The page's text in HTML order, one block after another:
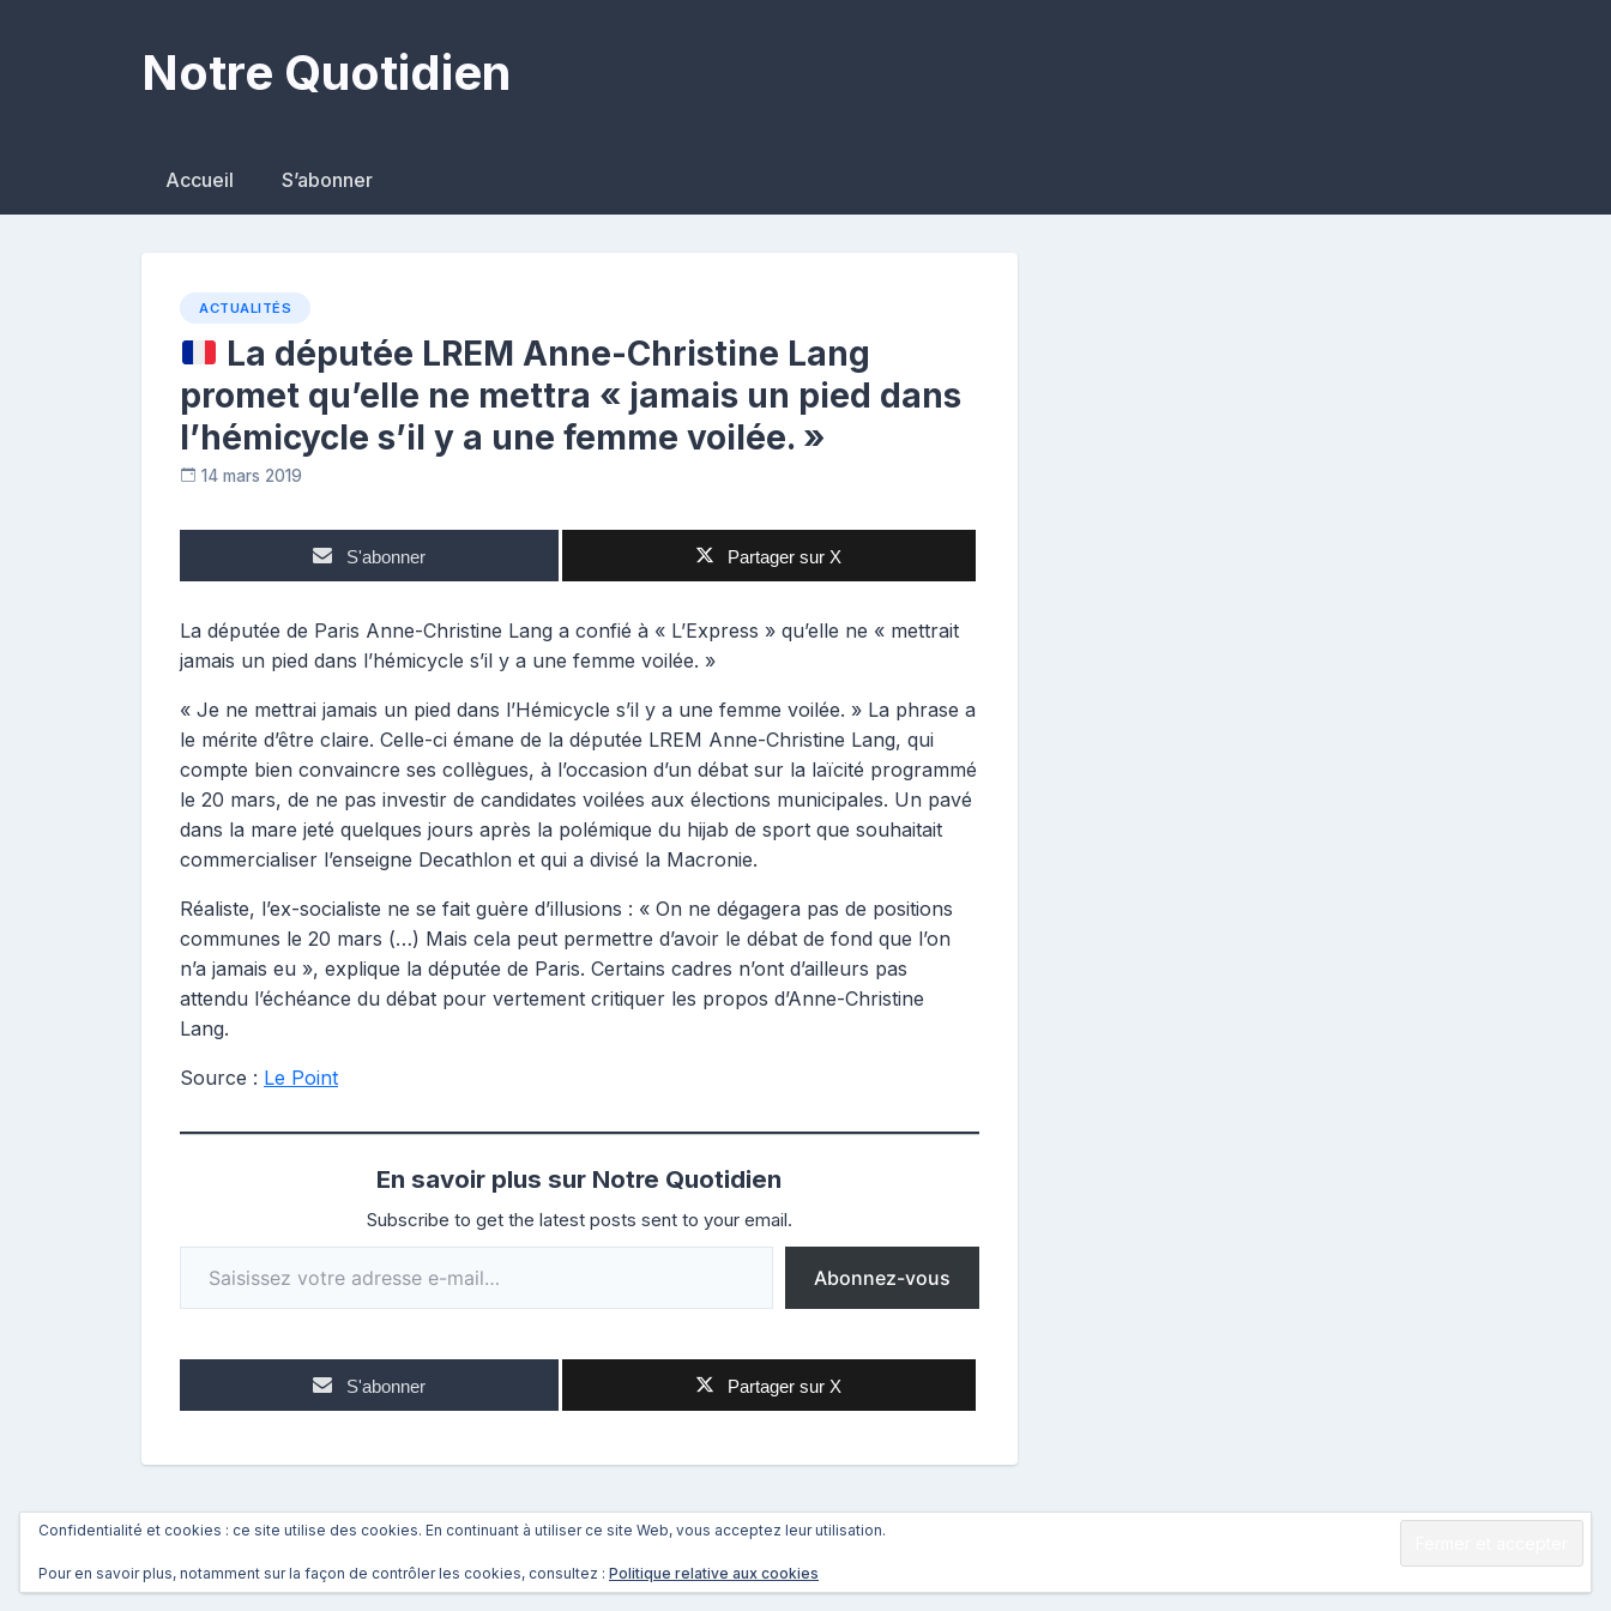
Notre Quotidien
Accueil S’abonner
ACTUALITÉS
La députée LREM Anne-Christine Lang
promet qu’elle ne mettra « jamais un pied dans
l’hémicycle s’il y a une femme voilée. »
14 mars 2019
o
n
i
b
t
i
c
e
S'abonner Partager sur X
La députée de Paris Anne-Christine Lang a confié à « L’Express » qu’elle ne « mettrait
jamais un pied dans l’hémicycle s’il y a une femme voilée. »
« Je ne mettrai jamais un pied dans l’Hémicycle s’il y a une femme voilée. » La phrase a
le mérite d’être claire. Celle-ci émane de la députée LREM Anne-Christine Lang, qui
compte bien convaincre ses collègues, à l’occasion d’un débat sur la laïcité programmé
le 20 mars, de ne pas investir de candidates voilées aux élections municipales. Un pavé
dans la mare jeté quelques jours après la polémique du hijab de sport que souhaitait
commercialiser l’enseigne Decathlon et qui a divisé la Macronie.
Réaliste, l’ex-socialiste ne se fait guère d’illusions : « On ne dégagera pas de positions
communes le 20 mars (…) Mais cela peut permettre d’avoir le débat de fond que l’on
n’a jamais eu », explique la députée de Paris. Certains cadres n’ont d’ailleurs pas
attendu l’échéance du débat pour vertement critiquer les propos d’Anne-Christine
Lang.
Source : Le Point
En savoir plus sur Notre Quotidien
Subscribe to get the latest posts sent to your email.
Saisissez votre adresse e-mail…
Abonnez-vous
S'abonner Partager sur X
Confidentialité et cookies : ce site utilise des cookies. En continuant à utiliser ce site Web, vous acceptez leur utilisation.
Pour en savoir plus, notamment sur la façon de contrôler les cookies, consultez : Politique relative aux cookies